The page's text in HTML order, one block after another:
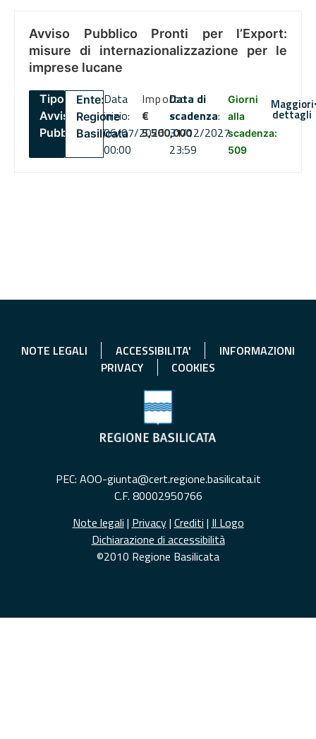
Avviso Pubblico Pronti per l’Export:
misure di internazionalizzazione per le
imprese lucane
Tipo:
Avviso
Pubblico
Ente:
Regione
Basilicata
Data
inizio:
06/07/2026
00:00
Importo
€
5,500,000
Data di
scadenza:
31/12/2027
23:59
Giorni
alla
scadenza:
509
Maggiori
dettagli
NOTE LEGALI ACCESSIBILITA'
INFORMAZIONI
PRIVACY
COOKIES
PEC: AOO-giunta@cert.regione.basilicata.it
C.F. 80002950766
Note legali | Privacy| Crediti | Il Logo
Dichiarazione di accessibilità
©2010 Regione Basilicata